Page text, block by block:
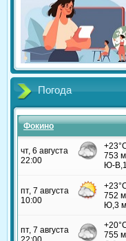
Погода
Фокино